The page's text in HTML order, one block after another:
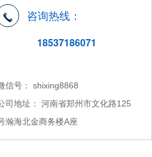
咨询热线：
18537186071
信号： shixing8868
司地址：
河南省郑州市文化路125
瀚海北金商务楼A座